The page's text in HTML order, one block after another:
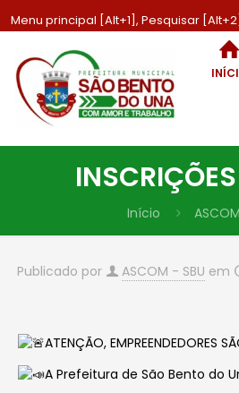
Menu principal [Alt+1], Pesquisar
Início
Publicado por ASCOM - SBU em
ATENÇÃO, EMPREENDEDORES
A Prefeitura de São Bento do